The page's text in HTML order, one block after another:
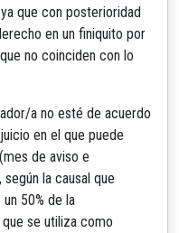
que con posterioridad
en un finiquito por
no coinciden con lo
a no esté de acuerdo
en el que puede
de aviso e
la causal que
50% de la
se utiliza como